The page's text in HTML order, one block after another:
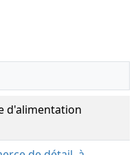
d'alimentation